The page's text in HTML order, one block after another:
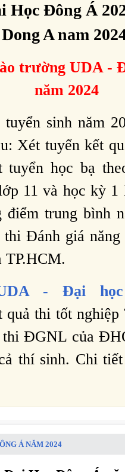
Học Đông Á
A nam
trường UDA -
năm2024
sinh năm
Xét tuyển kết
tuyển học bạ
11 và học kỳ 1
điểm trung bình
thi Đánh giá
TP.HCM.
- Đại
quả thi tốt
ĐGNL của
thí sinh. Chi
Á NĂM 2024